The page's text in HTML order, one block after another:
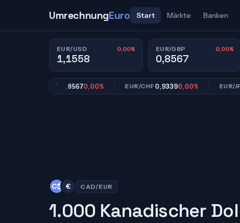
UmrechnungEuro Start Märkte Banken
EUR/USD 0,00%
1,1558
EUR/GBP 0,00%
0,8567
0,8567 0,00% EUR/CHF0,93390,00% EUR/JPY
C$ € CAD/EUR
1.000 Kanadischer